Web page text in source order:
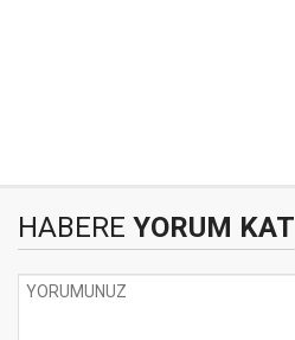
HABERE YORUM KAT